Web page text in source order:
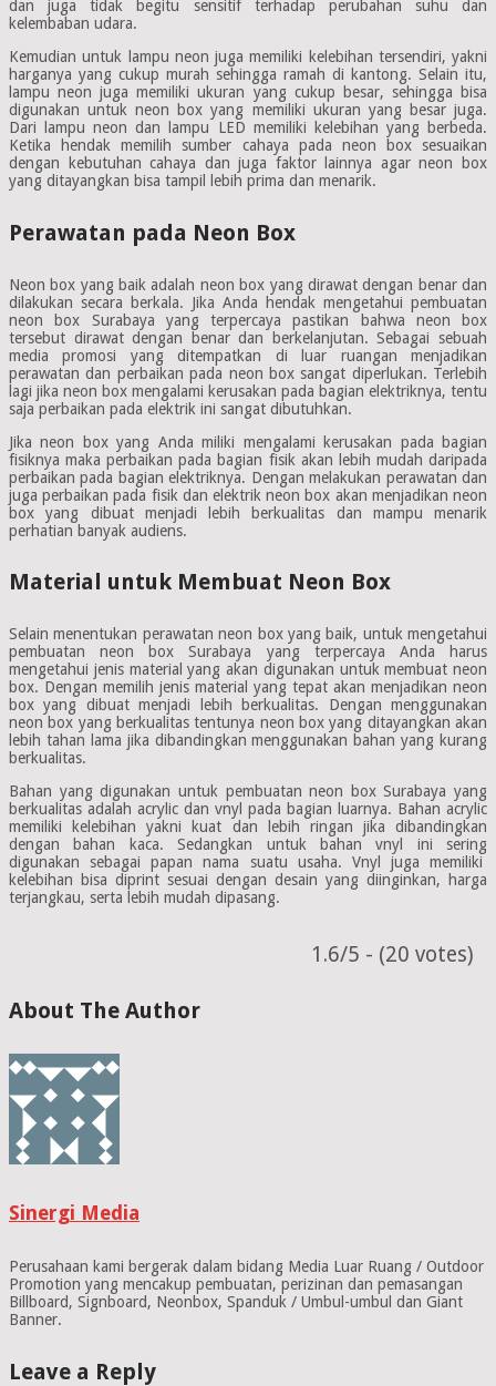
dan juga tidak begitu sensitif terhadap perubahan suhu dan
kelembaban udara.
Kemudian untuk lampu neon juga memiliki kelebihan tersendiri, yakni
harganya yang cukup murah sehingga ramah di kantong. Selain itu,
lampu neon juga memiliki ukuran yang cukup besar, sehingga bisa
digunakan untuk neon box yang memiliki ukuran yang besar juga.
Dari lampu neon dan lampu LED memiliki kelebihan yang berbeda.
Ketika hendak memilih sumber cahaya pada neon box sesuaikan
dengan kebutuhan cahaya dan juga faktor lainnya agar neon box
yang ditayangkan bisa tampil lebih prima dan menarik.
Perawatan pada Neon Box
Neon box yang baik adalah neon box yang dirawat dengan benar dan
dilakukan secara berkala. Jika Anda hendak mengetahui pembuatan
neon box Surabaya yang terpercaya pastikan bahwa neon box
tersebut dirawat dengan benar dan berkelanjutan. Sebagai sebuah
media promosi yang ditempatkan di luar ruangan menjadikan
perawatan dan perbaikan pada neon box sangat diperlukan. Terlebih
lagi jika neon box mengalami kerusakan pada bagian elektriknya, tentu
saja perbaikan pada elektrik ini sangat dibutuhkan.
Jika neon box yang Anda miliki mengalami kerusakan pada bagian
fisiknya maka perbaikan pada bagian fisik akan lebih mudah daripada
perbaikan pada bagian elektriknya. Dengan melakukan perawatan dan
juga perbaikan pada fisik dan elektrik neon box akan menjadikan neon
box yang dibuat menjadi lebih berkualitas dan mampu menarik
perhatian banyak audiens.
Material untuk Membuat Neon Box
Selain menentukan perawatan neon box yang baik, untuk mengetahui
pembuatan neon box Surabaya yang terpercaya Anda harus
mengetahui jenis material yang akan digunakan untuk membuat neon
box. Dengan memilih jenis material yang tepat akan menjadikan neon
box yang dibuat menjadi lebih berkualitas. Dengan menggunakan
neon box yang berkualitas tentunya neon box yang ditayangkan akan
lebih tahan lama jika dibandingkan menggunakan bahan yang kurang
berkualitas.
Bahan yang digunakan untuk pembuatan neon box Surabaya yang
berkualitas adalah acrylic dan vnyl pada bagian luarnya. Bahan acrylic
memiliki kelebihan yakni kuat dan lebih ringan jika dibandingkan
dengan bahan kaca. Sedangkan untuk bahan vnyl ini sering
digunakan sebagai papan nama suatu usaha. Vnyl juga memiliki
kelebihan bisa diprint sesuai dengan desain yang diinginkan, harga
terjangkau, serta lebih mudah dipasang.
1.6/5 - (20 votes)
About The Author
Sinergi Media
Perusahaan kami bergerak dalam bidang Media Luar Ruang / Outdoor
Promotion yang mencakup pembuatan, perizinan dan pemasangan
Billboard, Signboard, Neonbox, Spanduk / Umbul-umbul dan Giant
Banner.
Leave a Reply